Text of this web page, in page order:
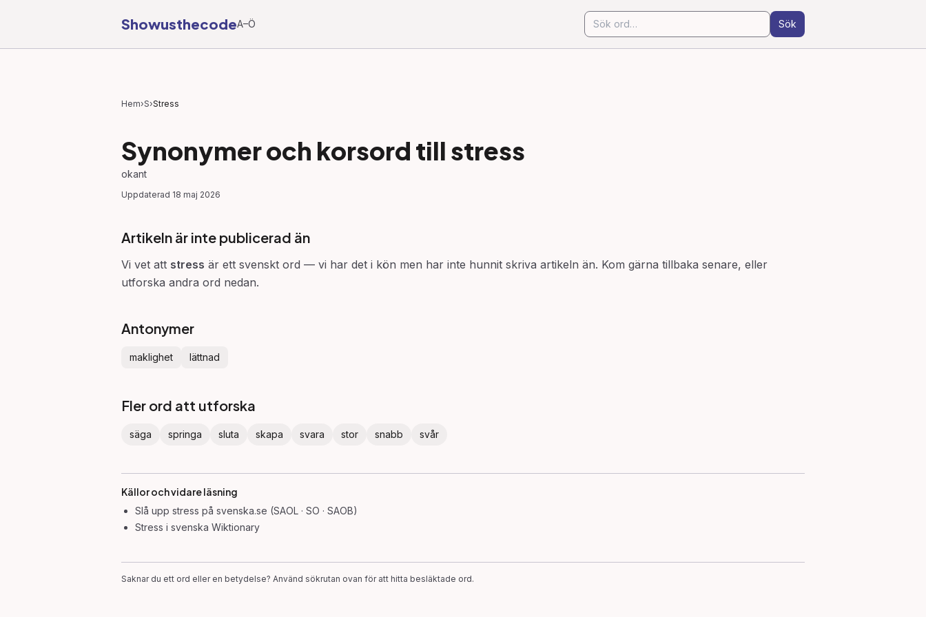
ShowusthecodeA–Ö Sök
Hem›S›Stress
Synonymer och korsord till stress
okant
Uppdaterad 18 maj 2026
Artikeln är inte publicerad än
Vi vet att stress är ett svenskt ord — vi har det i kön men har inte hunnit skriva artikeln än. Kom gärna tillbaka senare, eller
utforska andra ord nedan.
Antonymer
maklighet lättnad
Fler ord att utforska
säga springa sluta skapa svara stor snabb svår
Källor och vidare läsning
Slå upp stress på svenska.se (SAOL · SO · SAOB)
Stress i svenska Wiktionary
Saknar du ett ord eller en betydelse? Använd sökrutan ovan för att hitta besläktade ord.